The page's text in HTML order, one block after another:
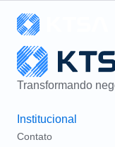
Transformando
Institucional
Contato